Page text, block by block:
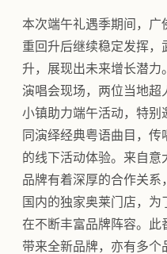
本次端午礼遇季期间，广
重回升后继续稳定发挥，
升，展现出未来增长潜力
演唱会现场，两位当地超
小镇助力端午活动，特别
同演绎经典粤语曲目，
的线下活动体验。来自意
品牌有着深厚的合作关系
国内的独家奥莱门店，
在不断丰富品牌阵容。此
带来全新品牌，亦有多